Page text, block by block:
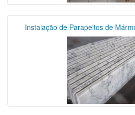
Instalação de Parapeitos de